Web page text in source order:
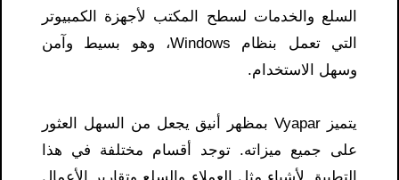
السلع والخدمات لسطح المكتب لأجهزة الكمبيوتر
التي تعمل بنظام Windows، وهو بسيط وآمن
وسهل الاستخدام.
يتميز Vyapar بمظهر أنيق يجعل من السهل العثور
على جميع ميزاته. توجد أقسام مختلفة في هذا